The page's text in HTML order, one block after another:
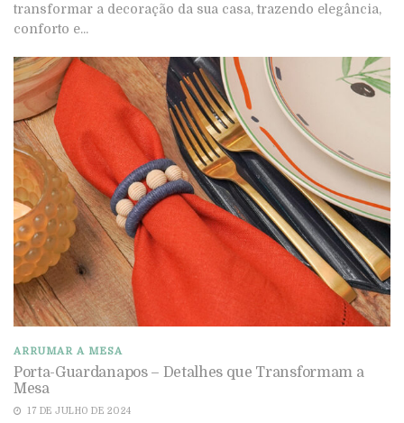
transformar a decoração da sua casa, trazendo elegância,
conforto e...
ARRUMAR A MESA
Porta-Guardanapos – Detalhes que Transformam a
Mesa
17 DE JULHO DE 2024